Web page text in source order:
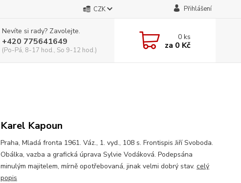
CZK Přihlášení
Nevíte si rady? Zavolejte.
+420 775641649
(Po-Pá, 8-17 hod., So 9-12 hod.)
0ks
za 0 Kč
Karel Kapoun
Praha, Mladá fronta 1961. Váz., 1. vyd., 108 s. Frontispis Jiří Svoboda.
Obálka, vazba a grafická úprava Sylvie Vodáková. Podepsána
minulým majitelem, mírně opotřebovaná, jinak velmi dobrý stav. celý
popis